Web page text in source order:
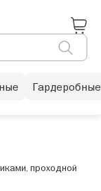
Гардеробные
проходной